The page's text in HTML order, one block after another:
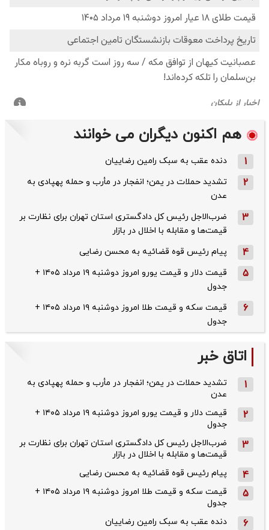
هم اکنون دیگران می خوانند
1 دنده عقب به سبک رامین رضاییان
2
تشدید حملات در یمن؛ انفجار در مأرب و حمله پهپادی به
عدن
3
ضرب‌الاجل رئیس کل دادگستری استان تهران برای نظارت بر
قیمت‌ها و مقابله با اخلال در بازار
4 پیام رئیس قوه قضائیه به محسن رضایی
5
قیمت دلار و قیمت یورو امروز دوشنبه ۱۹ مرداد ۱۴۰۵ +
جدول
6
قیمت سکه و قیمت طلا امروز دوشنبه ۱۹ مرداد ۱۴۰۵ +
جدول
اتاق خبر
1
تشدید حملات در یمن؛ انفجار در مأرب و حمله پهپادی به
عدن
2
قیمت دلار و قیمت یورو امروز دوشنبه ۱۹ مرداد ۱۴۰۵ +
جدول
3
ضرب‌الاجل رئیس کل دادگستری استان تهران برای نظارت بر
قیمت‌ها و مقابله با اخلال در بازار
4 پیام رئیس قوه قضائیه به محسن رضایی
5
قیمت سکه و قیمت طلا امروز دوشنبه ۱۹ مرداد ۱۴۰۵ +
جدول
6 دنده عقب به سبک رامین رضاییان